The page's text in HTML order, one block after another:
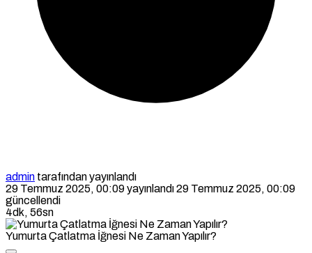
admin tarafından yayınlandı
29 Temmuz 2025, 00:09yayınlandı29 Temmuz 2025, 00:09
güncellendi
4dk, 56sn
Yumurta Çatlatma İğnesi Ne Zaman Yapılır?